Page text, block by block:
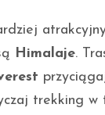
Himalaje.
trekking w